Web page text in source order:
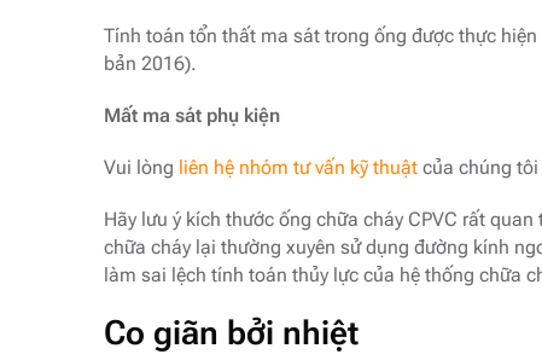
Tính toán tổn thất ma sát trong ống được thực
bản 2016).
Mất ma sát phụ kiện
Vui lòng liên hệ nhóm tư vấn kỹ thuậtcủa chúng tôi
Hãy lưu ý kích thước ống chữa cháy CPVC rất
chữa cháy lại thường xuyên sử dụng đường kính
làm sai lệch tính toán thủy lực của hệ thống chữa
Co giãn bởi nhiệt